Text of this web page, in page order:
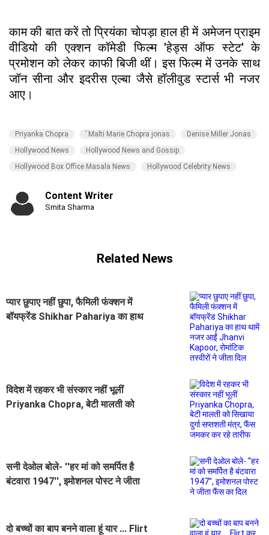
काम की बात करें तो प्रियंका चोपड़ा हाल ही में अमेजन प्राइम
वीडियो की एक्शन कॉमेडी फिल्म 'हेड्स ऑफ स्टेट' के
प्रमोशन को लेकर काफी बिजी थीं। इस फिल्म में उनके साथ
जॉन सीना और इदरीस एल्बा जैसे हॉलीवुड स्टार्स भी नजर
आए।
Priyanka Chopra ’ Malti Marie Chopra jonas
Denise Miller Jonas
Hollywood News
Hollywood News and Gossip
Hollywood Box Office Masala News
Hollywood Celebrity News
Content Writer
Smita Sharma
Related News
प्यार छुपाए नहीं छुपा, फैमिली फंक्शन में
बॉयफ्रेंड Shikhar Pahariya का हाथ
विदेश में रहकर भी संस्कार नहीं भूलीं
Priyanka Chopra, बेटी मालती को
सनी देओल बोले- ''हर मां को समर्पित है
बंटवारा 1947'', इमोशनल पोस्ट ने जीता
दो बच्चों का बाप बनने वाला हूं यार ... Flirt